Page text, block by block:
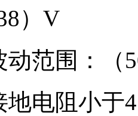
） V
范围：（
地电阻小于4